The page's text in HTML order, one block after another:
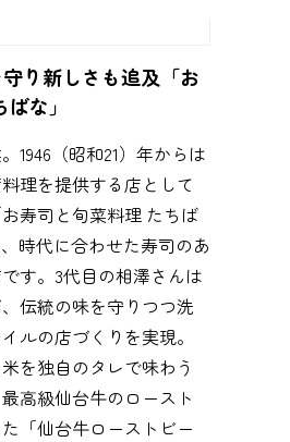
り新しさも追及「お
な」
1946（昭和21）年からは
理を提供する店として
寿司と旬菜料理 たちば
時代に合わせた寿司のあ
す。3代目の相澤さんは
伝統の味を守りつつ洗
ルの店づくりを実現。
を独自のタレで味わう
高級仙台牛のロースト
「仙台牛ローストビー